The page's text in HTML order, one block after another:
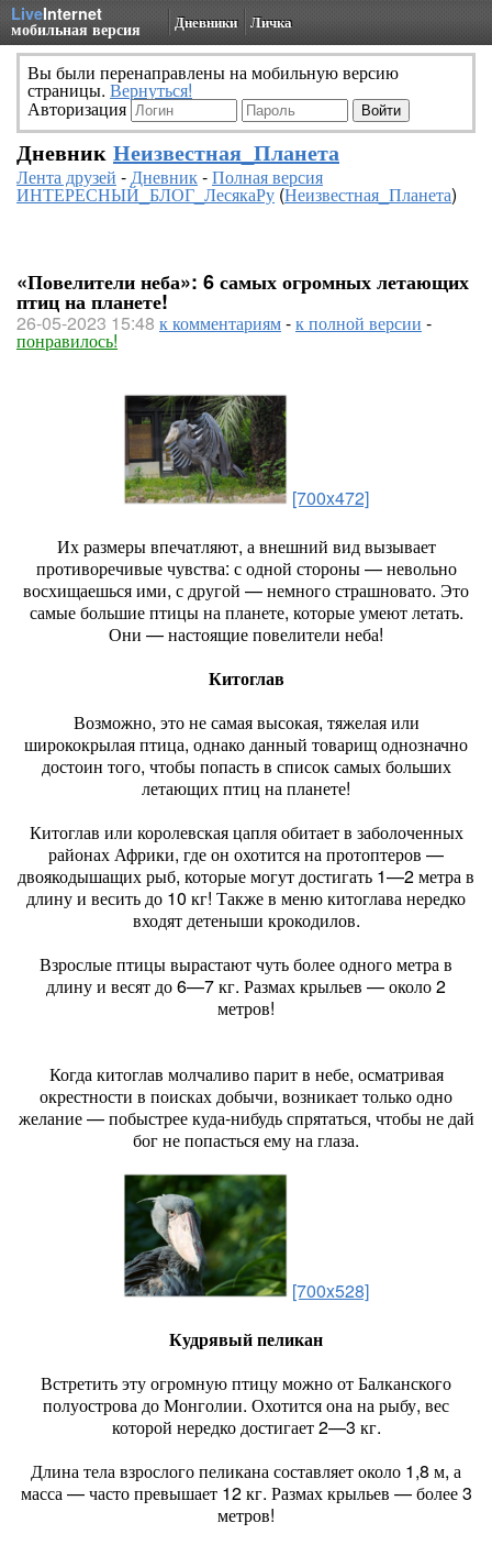
LiveInternet
мобильная версия Дневники Личка
Вы были перенаправлены на мобильную версию
страницы. Вернуться!
Авторизация
Дневник Неизвестная_Планета
Лента друзей -Дневник-Полная версия
ИНТЕРЕСНЫЙ_БЛОГ_ЛесякаРу(Неизвестная_Планета)
«Повелители неба»: 6 самых огромных летающих
птиц на планете!
26-05-2023 15:48 к комментариям-к полной версии -
понравилось!
[700x472]
Их размеры впечатляют, а внешний вид вызывает
противоречивые чувства: с одной стороны — невольно
восхищаешься ими, с другой — немного страшновато. Это
самые большие птицы на планете, которые умеют летать.
Они — настоящие повелители неба!
Китоглав
Возможно, это не самая высокая, тяжелая или
ширококрылая птица, однако данный товарищ однозначно
достоин того, чтобы попасть в список самых больших
летающих птиц на планете!
Китоглав или королевская цапля обитает в заболоченных
районах Африки, где он охотится на протоптеров —
двоякодышащих рыб, которые могут достигать 1—2 метра в
длину и весить до 10 кг! Также в меню китоглава нередко
входят детеныши крокодилов.
Взрослые птицы вырастают чуть более одного метра в
длину и весят до 6—7 кг. Размах крыльев — около 2
метров!
Когда китоглав молчаливо парит в небе, осматривая
окрестности в поисках добычи, возникает только одно
желание — побыстрее куда-нибудь спрятаться, чтобы не дай
бог не попасться ему на глаза.
[700x528]
Кудрявый пеликан
Встретить эту огромную птицу можно от Балканского
полуострова до Монголии. Охотится она на рыбу, вес
которой нередко достигает 2—3 кг.
Длина тела взрослого пеликана составляет около 1,8 м, а
масса — часто превышает 12 кг. Размах крыльев — более 3
метров!